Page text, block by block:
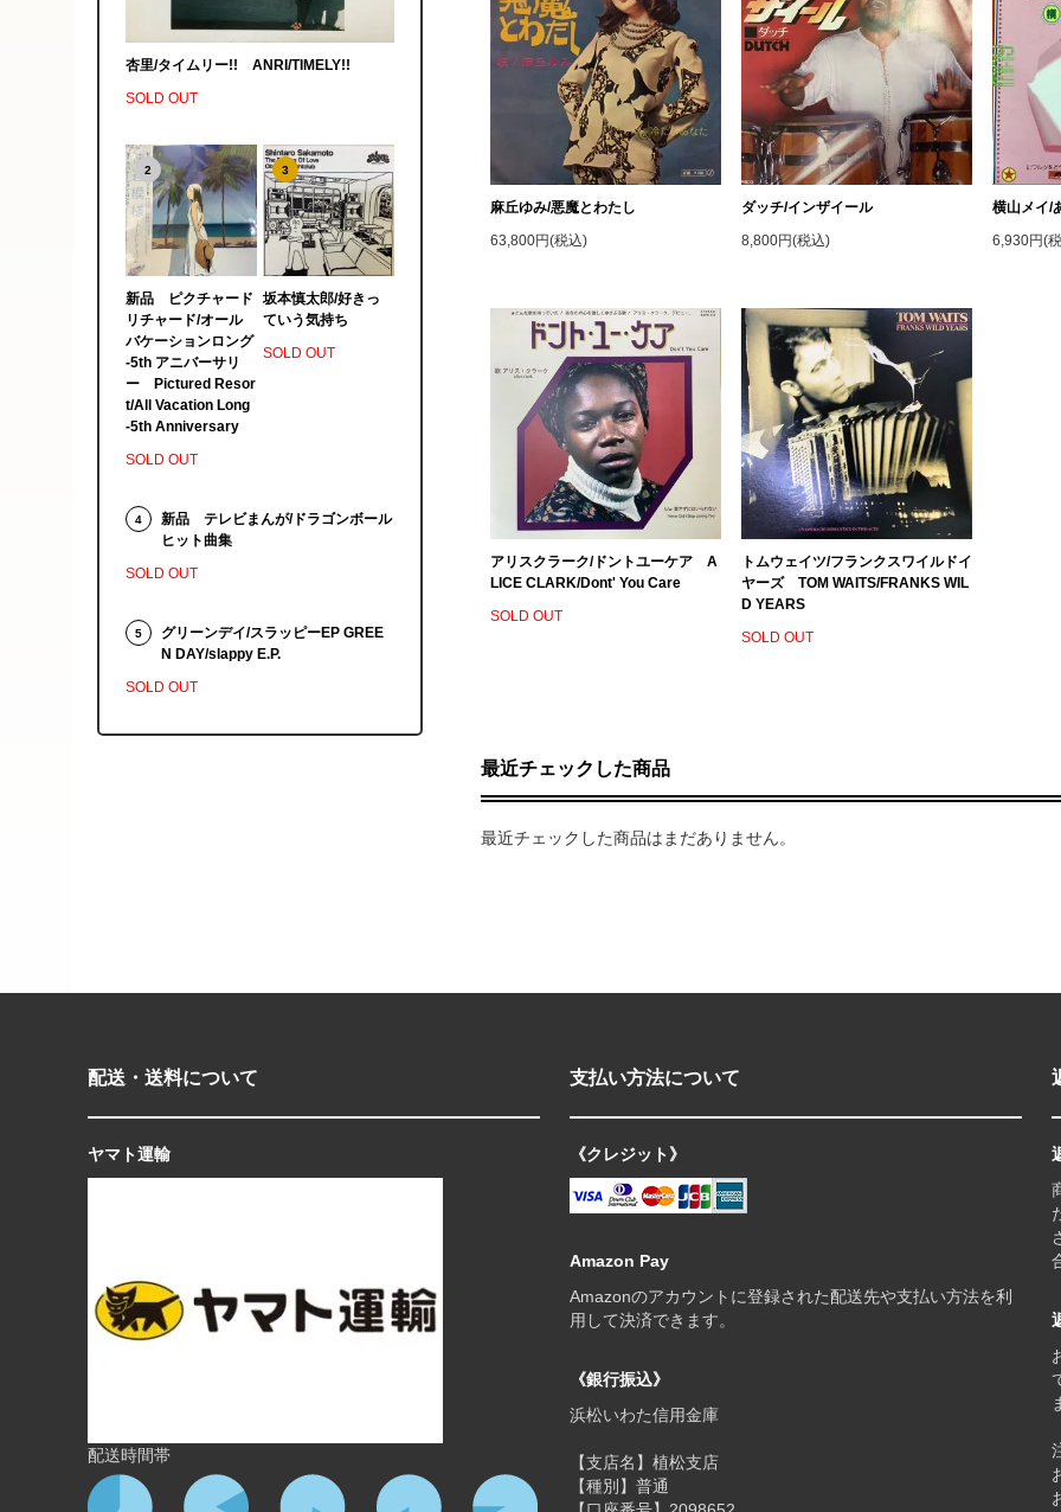
麻丘ゆみ/悪魔とわたし
63,800円(税込)
ダッチ/インザイール
8,800円(税込)
横山メイ/
6,930円(
アリスクラーク/ドントユーケア A
LICE CLARK/Dont' You Care
SOLD OUT
トムウェイツ/フランクスワイルドイ
ヤーズ TOM WAITS/FRANKS WIL
D YEARS
SOLD OUT
最近チェックした商品
最近チェックした商品はまだありません。
杏里/タイムリー!! ANRI/TIMELY!!
SOLD OUT
2
新品 ピクチャード
リチャード/オール
バケーションロング
-5th アニバーサリ
ー Pictured Resor
t/All Vacation Long
-5th Anniversary
SOLD OUT
3
坂本慎太郎/好きっ
ていう気持ち
SOLD OUT
4
新品 テレビまんが/ドラゴンボール
ヒット曲集
SOLD OUT
5
グリーンデイ/スラッピーEP GREE
N DAY/slappy E.P.
SOLD OUT
配送・送料について
ヤマト運輸
配送時間帯
支払い方法について
《クレジット》
Amazon Pay
Amazonのアカウントに登録された配送先や支払い方法を利
用して決済できます。
《銀行振込》
浜松いわた信用金庫
【支店名】植松支店
【種別】普通